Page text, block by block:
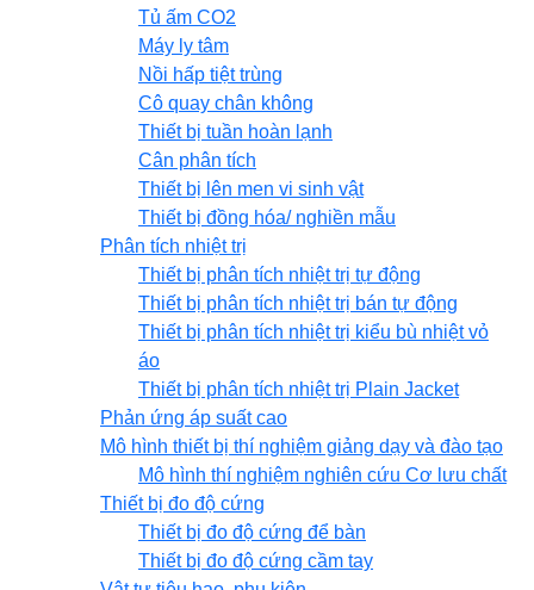
Tủ ấm CO2
Máy ly tâm
Nồi hấp tiệt trùng
Cô quay chân không
Thiết bị tuần hoàn lạnh
Cân phân tích
Thiết bị lên men vi sinh vật
Thiết bị đồng hóa/ nghiền mẫu
Phân tích nhiệt trị
Thiết bị phân tích nhiệt trị tự động
Thiết bị phân tích nhiệt trị bán tự động
Thiết bị phân tích nhiệt trị kiểu bù nhiệt vỏ
áo
Thiết bị phân tích nhiệt trị Plain Jacket
Phản ứng áp suất cao
Mô hình thiết bị thí nghiệm giảng dạy và đào tạo
Mô hình thí nghiệm nghiên cứu Cơ lưu chất
Thiết bị đo độ cứng
Thiết bị đo độ cứng để bàn
Thiết bị đo độ cứng cầm tay